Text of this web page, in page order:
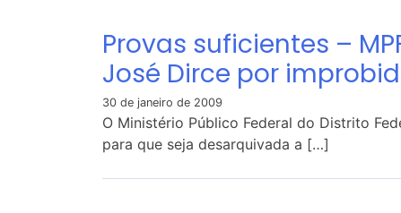
Provas suficientes –
José Dirce por
30 de janeiro de 2009
O Ministério Público Federal do Distrito
para que seja desarquivada a […]